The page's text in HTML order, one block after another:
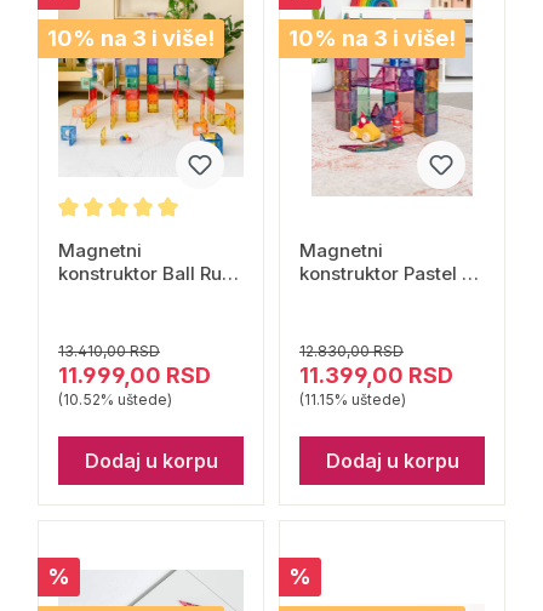
10% na 3 i više!
Magnetni
konstruktor Ball Run
13.410,00 RSD
11.999,00 RSD
(10.52% uštede)
Dodaj u korpu
10% na 3 i više!
Magnetni
konstruktor Pastel 64
12.830,00 RSD
11.399,00 RSD
(11.15% uštede)
Dodaj u korpu
%
%